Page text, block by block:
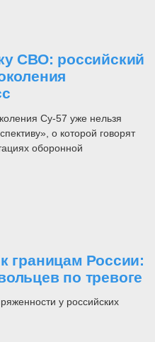
СВО: российский
Су-57 уже нельзя
о которой говорят
оборонной
границам России:
по тревоге
у российских